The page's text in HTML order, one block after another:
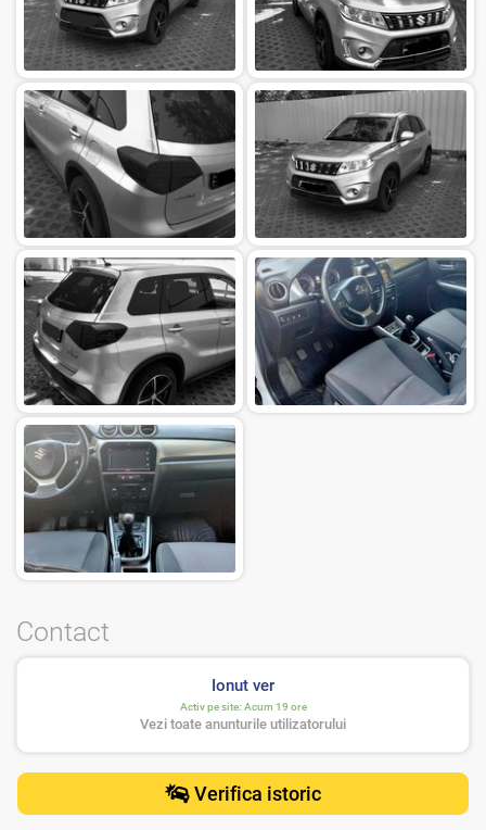
Contact
Ionut ver
Activ pe site: Acum 19 ore
Vezi toate anunturile utilizatorului
Verifica istoric